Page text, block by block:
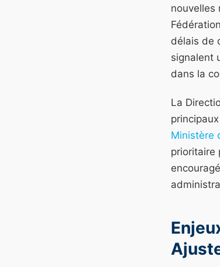
nouvelles
délais de
signalent
dans la
La
Ministère
prioritaire